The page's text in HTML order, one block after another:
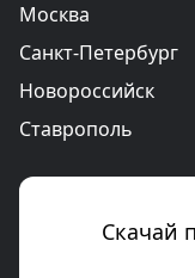
Москва
Санкт-Петербург
Новороссийск
Ставрополь
Скачай